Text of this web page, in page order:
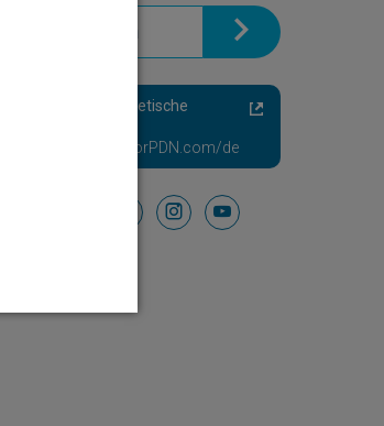
Schmerzhafte Diabetische
Besuchen Sie HFXforPDN.com/de
facebookinstagramyoutube